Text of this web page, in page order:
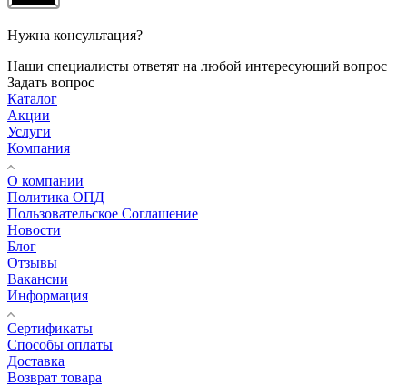
Нужна консультация?
Наши специалисты ответят на любой интересующий вопрос
Задать вопрос
Каталог
Акции
Услуги
Компания
О компании
Политика ОПД
Пользовательское Соглашение
Новости
Блог
Отзывы
Вакансии
Информация
Сертификаты
Способы оплаты
Доставка
Возврат товара